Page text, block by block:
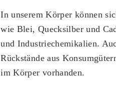
In unserem Körper können
wie Blei, Quecksilber und
und Industriechemikalien.
Rückstände aus
im Körper vorhanden.